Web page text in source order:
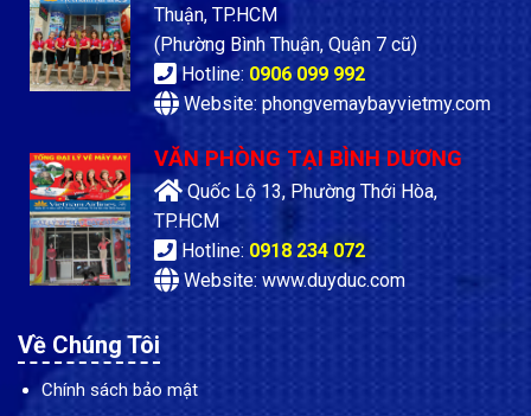
Thuận, TP.HCM
(Phường Bình Thuận, Quận 7 cũ)
Hotline: 0906 099 992
Website: phongvemaybayvietmy.com
VĂN PHÒNG TẠI BÌNH DƯƠNG
Quốc Lộ 13, Phường Thới Hòa,
TP.HCM
Hotline: 0918 234 072
Website: www.duyduc.com
Về Chúng Tôi
Chính sách bảo mật